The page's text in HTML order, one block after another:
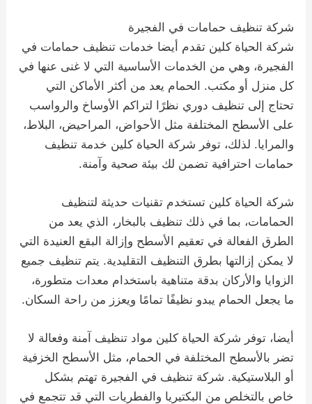
شركة تنظيف حمامات في الفجيرة
شركة الحياة كلين تقدم أيضا خدمات تنظيف حمامات في
الفجيرة، وهي من الخدمات الأساسية التي لا غنى عنها في
كل منزل أو مكتب. الحمام يعد من أكثر الأماكن التي
تحتاج إلى تنظيف دوري نظرًا لتراكم الأوساخ والرواسب
على الأسطح المختلفة مثل الأحواض، المراحيض، البلاط،
والمرايا. لذلك، توفر شركة الحياة كلين خدمة تنظيف
حمامات احترافية تضمن لك بيئة صحية وآمنة.
شركة الحياة كلين تستخدم تقنيات حديثة لتنظيف
الحمامات، بما في ذلك تنظيف بالبخار، الذي يعد من
الطرق الفعالة في تعقيم الأسطح وإزالة البقع العنيدة التي
لا يمكن إزالتها بطرق التنظيف التقليدية. يتم تنظيف جميع
الزوايا والأركان بدقة متناهية باستخدام معدات متطورة،
ما يجعل الحمام يبدو نظيفًا تمامًا ويعزز من راحة السكان.
أيضا، توفر شركة الحياة كلين مواد تنظيف آمنة وفعالة لا
تضر بالأسطح المختلفة في الحمام، مثل الأسطح الخزفية
أو البلاستيكية. شركة تنظيف في الفجيرة تهتم بشكل
خاص بالتخلص من البكتيريا والفطريات التي قد تتجمع في